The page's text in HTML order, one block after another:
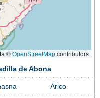
©OpenStreetMapcontributors
de Abona
Arico